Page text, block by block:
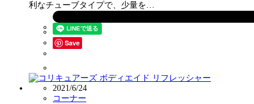
利なチューブタイプで、少量を…
Save
2021/6/24
コーナー